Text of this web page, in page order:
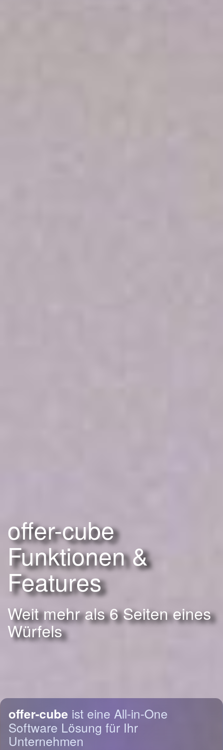
offer-cube
Funktionen &
Features
Weit mehr als 6 Seiten eines
Würfels
offer-cube ist eine All-in-One
Software Lösung für Ihr
Unternehmen